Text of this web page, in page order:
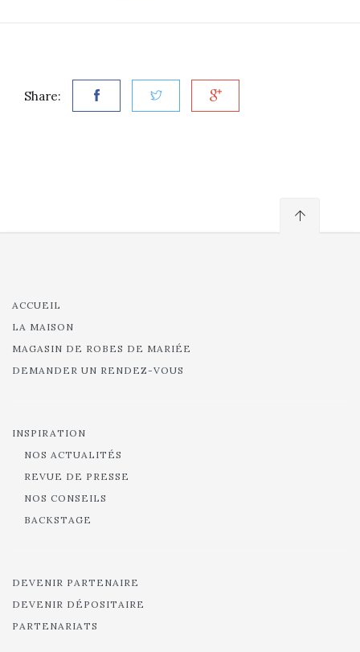
Share:
ACCUEIL
LA MAISON
MAGASIN DE ROBES DE MARIÉE
DEMANDER UN RENDEZ-VOUS
INSPIRATION
NOS ACTUALITÉS
REVUE DE PRESSE
NOS CONSEILS
BACKSTAGE
DEVENIR PARTENAIRE
DEVENIR DÉPOSITAIRE
PARTENARIATS